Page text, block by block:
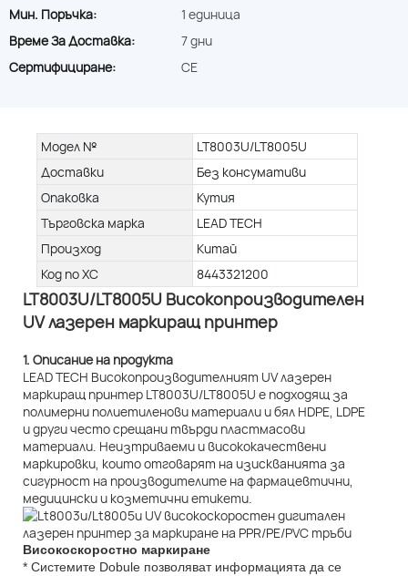
Мин. Поръчка:
1 единица
Време За Доставка:
7 дни
Сертифициране:
CE
Модел №
LT8003U/LT8005U
Доставки
Без консумативи
Опаковка
Кутия
Търговска марка
LEAD TECH
Произход
Китай
Код по ХС
8443321200
LT8003U/LT8005U Високопроизводителен
UV лазерен маркиращ принтер
1. Описание на продукта
LEAD TECH Високопроизводителният UV лазерен
маркиращ принтер LT8003U/LT8005U е подходящ за
полимерни полиетиленови материали и бял HDPE, LDPE
и други често срещани твърди пластмасови
материали. Неизтриваеми и висококачествени
маркировки, които отговарят на изискванията за
сигурност на производителите на фармацевтични,
медицински и козметични етикети.
Високоскоростно маркиране
* Системите Dobule позволяват информацията да се